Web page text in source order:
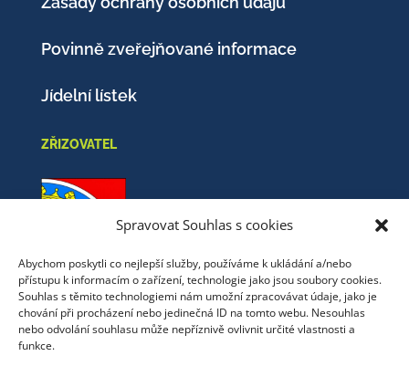
Spravovat Souhlas s cookies
Abychom poskytli co nejlepší služby, používáme k ukládání a/nebo
přístupu k informacím o zařízení, technologie jako jsou soubory cookies.
Souhlas s těmito technologiemi nám umožní zpracovávat údaje, jako je
chování při procházení nebo jedinečná ID na tomto webu. Nesouhlas
nebo odvolání souhlasu může nepříznivě ovlivnit určité vlastnosti a
funkce.
Povinně zveřejňované informace
Jídelní lístek
ZŘIZOVATEL
Obec Nový Oldřichov
Mistrovice 51
471 13